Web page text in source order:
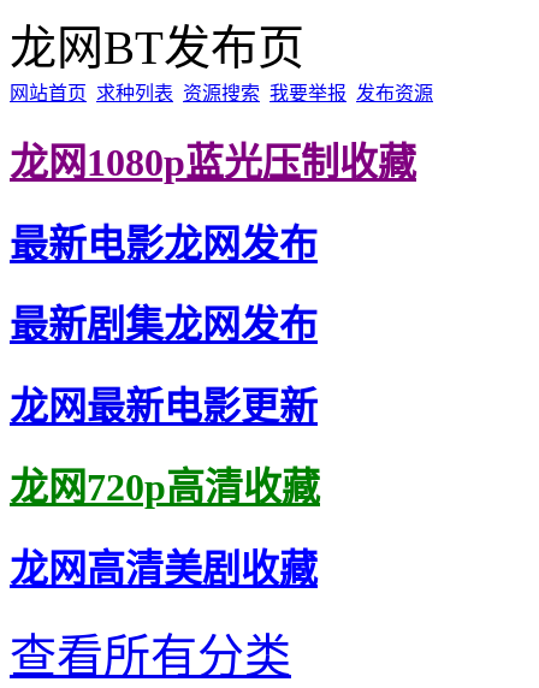
龙网BT发布页
网站首页 求种列表 资源搜索 我要举报 发布资源
龙网1080p蓝光压制收藏
最新电影龙网发布
最新剧集龙网发布
龙网最新电影更新
龙网720p高清收藏
龙网高清美剧收藏
查看所有分类